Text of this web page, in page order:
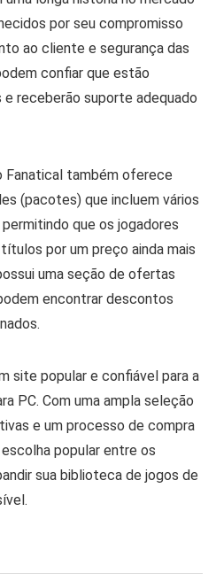
por seu compromisso
ao cliente e segurança das
confiar que estão
receberão suporte adequado
Fanatical também oferece
(pacotes) que incluem vários
que os jogadores
por um preço ainda mais
uma seção de ofertas
encontrar descontos
site popular e confiável para a
PC. Com uma ampla seleção
e um processo de compra
popular entre os
sua biblioteca de jogos de